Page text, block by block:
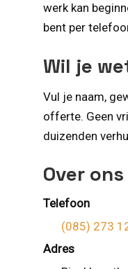
werk kan
bent per
Wil je
Vul je naam,
offerte. Geen
duizenden
Over
Telefoon
(085) 273
Adres